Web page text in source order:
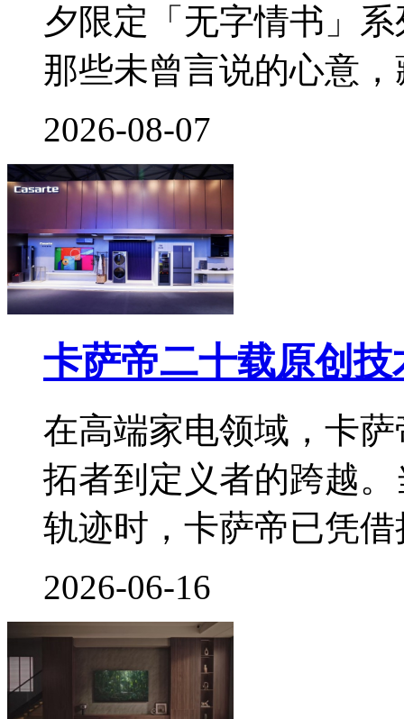
夕限定「无字情书」
那些未曾言说的心意
2026-08-07
卡萨帝二十载原创
在高端家电领域，卡
拓者到定义者的跨越
轨迹时，卡萨帝已凭
2026-06-16